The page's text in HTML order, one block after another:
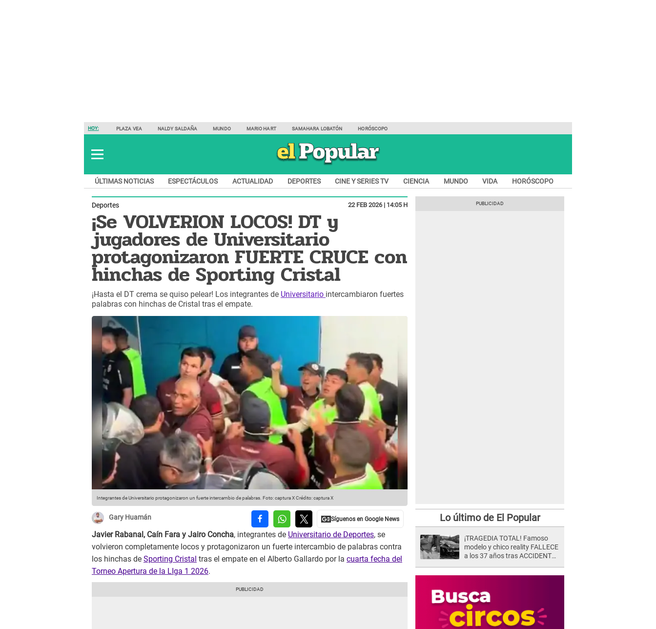
HOY: PLAZA VEA NALDY SALDAÑA MUNDO MARIO HART SAMAHARA LOBATÓN HORÓSCOPO
ÚLTIMAS NOTICIAS ESPECTÁCULOS ACTUALIDAD DEPORTES CINE Y SERIES TV CIENCIA MUNDO VIDA HORÓSCOPO
Deportes 22 FEB 2026 | 14:05 H
¡Se VOLVERION LOCOS! DT y
jugadores de Universitario
protagonizaron FUERTE CRUCE con
hinchas de Sporting Cristal
¡Hasta el DT crema se quiso pelear! Los integrantes de Universitario intercambiaron fuertes
palabras con hinchas de Cristal tras el empate.
Integrantes de Universitario protagonizaron un fuerte intercambio de palabras. Foto: captura XCrédito: captura X
Gary Huamán
Javier Rabanal, Caín Fara y Jairo Concha, integrantes de Universitario de Deportes, se
volvieron completamente locos y protagonizaron un fuerte intercambio de palabras contra
los hinchas de Sporting Cristal tras el empate en el Alberto Gallardo por la cuarta fecha del
Torneo Apertura de la LIga 1 2026.
Lo último de El Popular
¡TRAGEDIA TOTAL! Famoso
modelo y chico reality FALLECE
a los 37 años tras ACCIDENTE